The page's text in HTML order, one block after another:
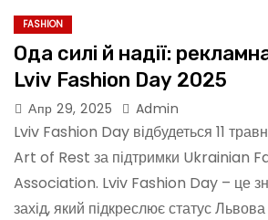
FASHION
Ода силі й надії:
Lviv Fashion Day 2025
Апр 29, 2025 Admin
Lviv Fashion Day відбудеться 11
Art of Rest за підтримки Ukrainian
Association. Lviv Fashion Day – це
захід, який підкреслює статус